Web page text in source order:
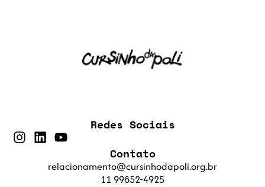
Contato
relacionamento@cursinhodapoli.org.br
11 99852-4925
Redes Sociais